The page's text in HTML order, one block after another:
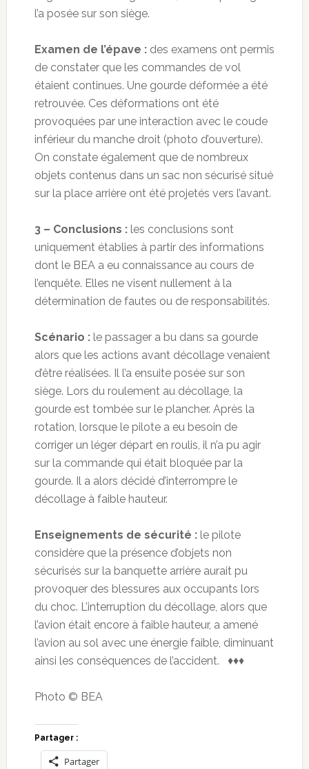
l’a posée sur son siège.
Examen de l’épave :des examens ont permis
de constater que les commandes de vol
étaient continues. Une gourde déformée a été
retrouvée. Ces déformations ont été
provoquées par une interaction avec le coude
inférieur du manche droit (photo d’ouverture).
On constate également que de nombreux
objets contenus dans un sac non sécurisé situé
sur la place arrière ont été projetés vers l’avant.
3 – Conclusions :les conclusions sont
uniquement établies à partir des informations
dont le BEA a eu connaissance au cours de
l’enquête. Elles ne visent nullement à la
détermination de fautes ou de responsabilités.
Scénario :le passager a bu dans sa gourde
alors que les actions avant décollage venaient
d’être réalisées. Il l’a ensuite posée sur son
siège. Lors du roulement au décollage, la
gourde est tombée sur le plancher. Après la
rotation, lorsque le pilote a eu besoin de
corriger un léger départ en roulis, il n’a pu agir
sur la commande qui était bloquée par la
gourde. Il a alors décidé d’interrompre le
décollage à faible hauteur.
Enseignements de sécurité :le pilote
considère que la présence d’objets non
sécurisés sur la banquette arrière aurait pu
provoquer des blessures aux occupants lors
du choc. L’interruption du décollage, alors que
l’avion était encore à faible hauteur, a amené
l’avion au sol avec une énergie faible, diminuant
ainsi les conséquences de l’accident. ♦♦♦
Photo © BEA
Partager :
Partager